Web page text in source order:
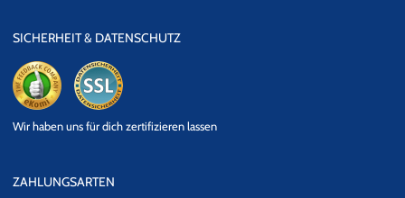
SICHERHEIT & DATENSCHUTZ
Datensicherheit
Wir haben uns für dich zertifizieren lassen
ZAHLUNGSARTEN